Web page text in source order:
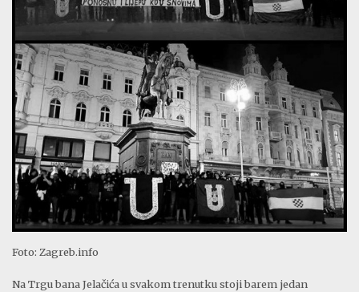
Foto: Zagreb.info
Na Trgu bana Jelačića u svakom trenutku stoji barem jedan